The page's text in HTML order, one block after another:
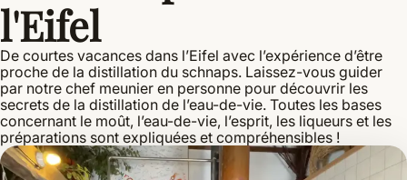
l'Eifel
De courtes vacances dans l’Eifel avec l’expérience d’être
proche de la distillation du schnaps. Laissez-vous guider
par notre chef meunier en personne pour découvrir les
secrets de la distillation de l’eau-de-vie. Toutes les bases
concernant le moût, l’eau-de-vie, l’esprit, les liqueurs et les
préparations sont expliquées et compréhensibles !